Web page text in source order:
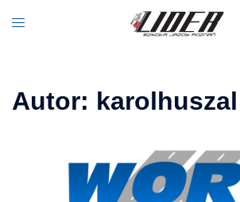
do
Menu
Autor: karolhuszal